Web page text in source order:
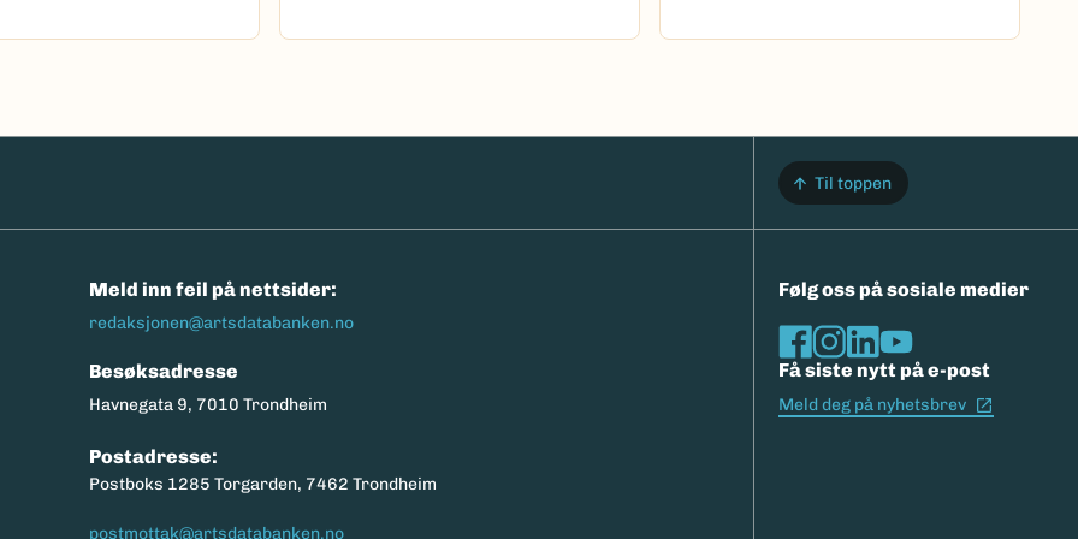
Til toppen
Meld inn feil på nettsider:
redaksjonen@artsdatabanken.no
Besøksadresse
Havnegata 9, 7010 Trondheim
Postadresse:
Postboks 1285 Torgarden, 7462 Trondheim
postmottak@artsdatabanken.no
Følg oss på sosiale medier
Få siste nytt på e-post
Meld deg på nyhetsbrev